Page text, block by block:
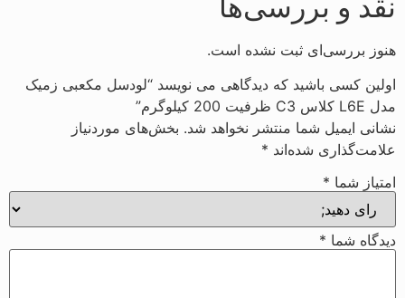
هنوز بررسی‌ای ثبت نشده است.
اولین کسی باشید که دیدگاهی می نویسد “لودسل مکعبی زمیک
مدل L6E کلاس C3 ظرفیت 200 کیلوگرم”
نشانی ایمیل شما منتشر نخواهد شد. بخش‌های موردنیاز
علامت‌گذاری شده‌اند *
امتیاز شما *
دیدگاه شما *